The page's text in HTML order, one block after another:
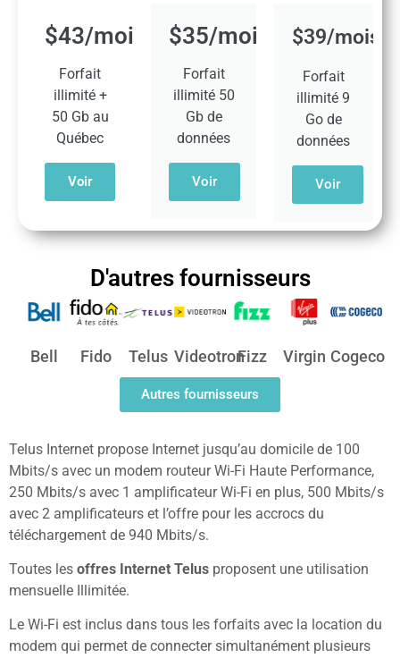
$43/mois​​
Forfait
illimité +
50 Gb au
Québec​
Voir
$35/mois​
Forfait
illimité 50
Gb de
données​
Voir
$39/mois​
Forfait
illimité 9
Go de
données​
Voir
D'autres fournisseurs
Bell Fido Telus VideotronFizz Virgin Cogeco
Autres fournisseurs
Telus Internet propose Internet jusqu’au domicile de 100
Mbits/s avec un modem routeur Wi-Fi Haute Performance,
250 Mbits/s avec 1 amplificateur Wi-Fi en plus, 500 Mbits/s
avec 2 amplificateurs et l’offre pour les accrocs du
téléchargement de 940 Mbits/s.
Toutes les offres Internet Telus proposent une utilisation
mensuelle Illimitée.
Le Wi-Fi est inclus dans tous les forfaits avec la location du
modem qui permet de connecter simultanément plusieurs